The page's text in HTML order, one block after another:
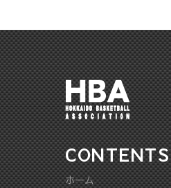
CONTENTS
ホーム